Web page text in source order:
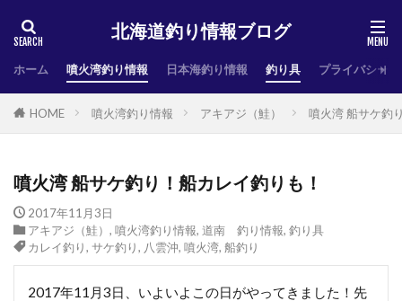
北海道釣り情報ブログ
ホーム 噴火湾釣り情報 日本海釣り情報 釣り具 プライバシー
HOME 噴火湾釣り情報 アキアジ（鮭） 噴火湾 船サケ釣
噴火湾 船サケ釣り！船カレイ釣りも！
2017年11月3日
アキアジ（鮭） , 噴火湾釣り情報, 道南 釣り情報, 釣り具
カレイ釣り, サケ釣り, 八雲沖, 噴火湾, 船釣り
2017年11月3日、いよいよこの日がやってきました！先